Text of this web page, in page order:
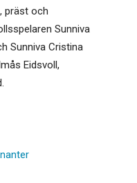
präst och
Sunniva
Sunniva Cristina
Eidsvoll,